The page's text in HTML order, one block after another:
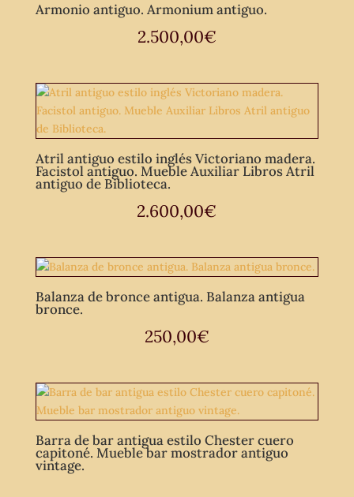
Armonio antiguo. Armonium antiguo.
2.500,00€
Atril antiguo estilo inglés Victoriano madera.
Facistol antiguo. Mueble Auxiliar Libros Atril
antiguo de Biblioteca.
2.600,00€
Balanza de bronce antigua. Balanza antigua
bronce.
250,00€
Barra de bar antigua estilo Chester cuero
capitoné. Mueble bar mostrador antiguo
vintage.